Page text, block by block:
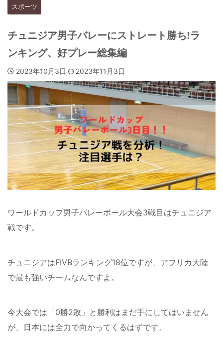
スポーツ
チュニジア男子バレーにストレート勝ち!ラ
ンキング、好プレー総集編
2023年10月3日 2023年11月3日
ワールドカップ男子バレーボール大会3戦目はチュニジア
戦です。
チュニジアはFIVBランキング18位ですが、アフリカ大陸
で最も強いチームなんですよ。
今大会では「0勝2敗」と勝利はまだ手にしてはいません
が、日本には全力で向かってくるはずです。